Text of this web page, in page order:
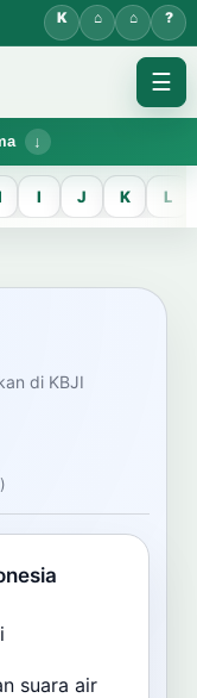
☰
bahasa Indonesia saat
I J K L
di KBJI
suara air